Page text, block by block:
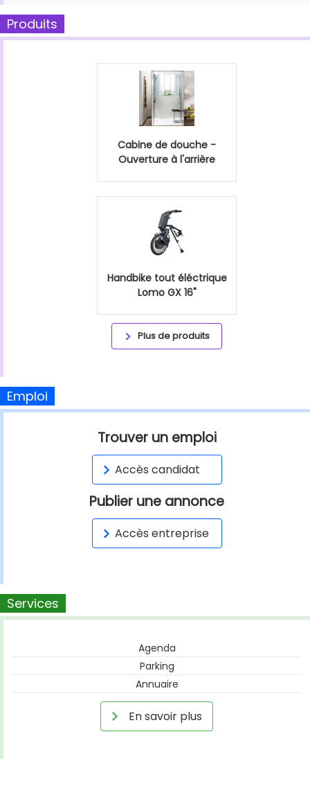
Produits
Cabine de douche -
Ouverture à l'arrière
Handbike tout éléctrique
Lomo GX 16"
Plus de produits
Emploi
Trouver un emploi
Accès candidat
Publier une annonce
Accès entreprise
Services
Agenda
Parking
Annuaire
En savoir plus